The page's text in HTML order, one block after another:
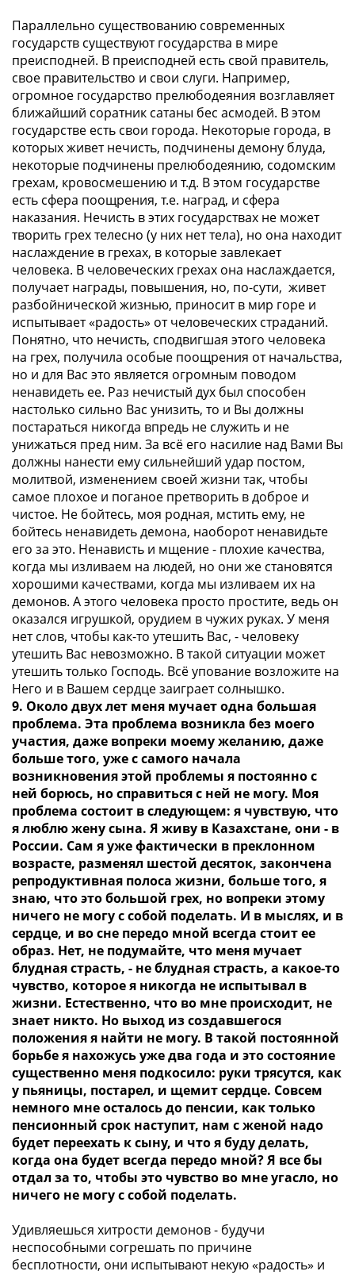
Параллельно существованию современных
государств существуют государства в мире
преисподней. В преисподней есть свой правитель,
свое правительство и свои слуги. Например,
огромное государство прелюбодеяния возглавляет
ближайший соратник сатаны бес асмодей. В этом
государстве есть свои города. Некоторые города, в
которых живет нечисть, подчинены демону блуда,
некоторые подчинены прелюбодеянию, содомским
грехам, кровосмешению и т.д. В этом государстве
есть сфера поощрения, т.е. наград, и сфера
наказания. Нечисть в этих государствах не может
творить грех телесно (у них нет тела), но она находит
наслаждение в грехах, в которые завлекает
человека. В человеческих грехах она наслаждается,
получает награды, повышения, но, по-сути, живет
разбойнической жизнью, приносит в мир горе и
испытывает «радость» от человеческих страданий.
Понятно, что нечисть, сподвигшая этого человека
на грех, получила особые поощрения от начальства,
но и для Вас это является огромным поводом
ненавидеть ее. Раз нечистый дух был способен
настолько сильно Вас унизить, то и Вы должны
постараться никогда впредь не служить и не
унижаться пред ним. За всё его насилие над Вами Вы
должны нанести ему сильнейший удар постом,
молитвой, изменением своей жизни так, чтобы
самое плохое и поганое претворить в доброе и
чистое. Не бойтесь, моя родная, мстить ему, не
бойтесь ненавидеть демона, наоборот ненавидьте
его за это. Ненависть и мщение - плохие качества,
когда мы изливаем на людей, но они же становятся
хорошими качествами, когда мы изливаем их на
демонов. А этого человека просто простите, ведь он
оказался игрушкой, орудием в чужих руках. У меня
нет слов, чтобы как-то утешить Вас, - человеку
утешить Вас невозможно. В такой ситуации может
утешить только Господь. Всё упование возложите на
Него и в Вашем сердце заиграет солнышко.
9. Около двух лет меня мучает одна большая
проблема. Эта проблема возникла без моего
участия, даже вопреки моему желанию, даже
больше того, уже с самого начала
возникновения этой проблемы я постоянно с
ней борюсь, но справиться с ней не могу. Моя
проблема состоит в следующем: я чувствую, что
я люблю жену сына. Я живу в Казахстане, они - в
России. Сам я уже фактически в преклонном
возрасте, разменял шестой десяток, закончена
репродуктивная полоса жизни, больше того, я
знаю, что это большой грех, но вопреки этому
ничего не могу с собой поделать. И в мыслях, и в
сердце, и во сне передо мной всегда стоит ее
образ. Нет, не подумайте, что меня мучает
блудная страсть, - не блудная страсть, а какое-то
чувство, которое я никогда не испытывал в
жизни. Естественно, что во мне происходит, не
знает никто. Но выход из создавшегося
положения я найти не могу. В такой постоянной
борьбе я нахожусь уже два года и это состояние
существенно меня подкосило: руки трясутся, как
у пьяницы, постарел, и щемит сердце. Совсем
немного мне осталось до пенсии, как только
пенсионный срок наступит, нам с женой надо
будет переехать к сыну, и что я буду делать,
когда она будет всегда передо мной? Я все бы
отдал за то, чтобы это чувство во мне угасло, но
ничего не могу с собой поделать.
Удивляешься хитрости демонов - будучи
неспособными согрешать по причине
бесплотности, они испытывают некую «радость» и